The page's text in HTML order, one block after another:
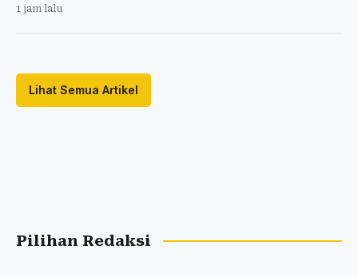
1 jam lalu
Lihat Semua Artikel
Pilihan Redaksi